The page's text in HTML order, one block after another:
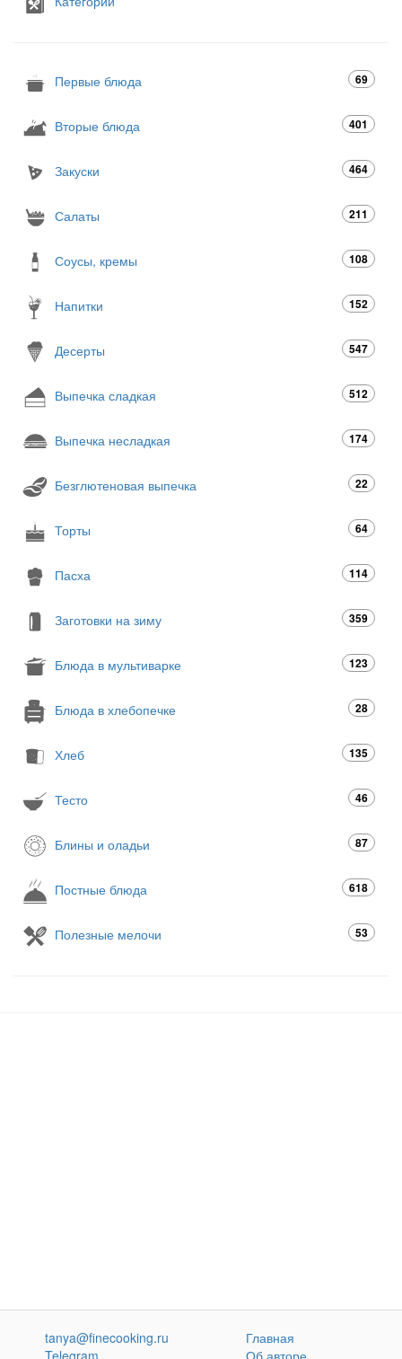
Первые блюда 69
Вторые блюда 401
Закуски 464
Салаты 211
Соусы, кремы 108
Напитки 152
Десерты 547
Выпечка сладкая 512
Выпечка несладкая 174
Безглютеновая выпечка 22
Торты 64
Пасха 114
Заготовки на зиму 359
Блюда в мультиварке 123
Блюда в хлебопечке 28
Хлеб 135
Тесто 46
Блины и оладьи 87
Постные блюда 618
Полезные мелочи 53
tanya@finecooking.ru
Telegram
Главная
Об авторе